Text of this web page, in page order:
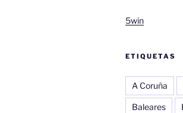
5win
ETIQUETAS
A Coruña
Baleares